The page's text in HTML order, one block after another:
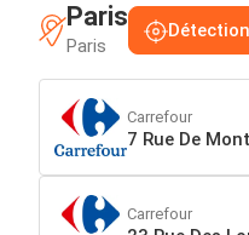
Paris
Paris
Carrefour
7 Rue De
Carrefour